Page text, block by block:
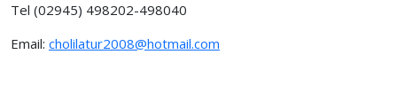
Tel (02945) 498202-498040
Email: cholilatur2008@hotmail.com